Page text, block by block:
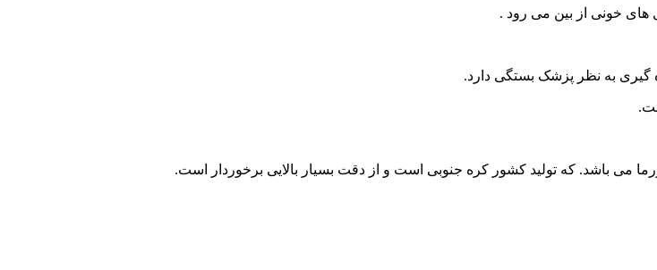
های خونی از بین می رود .
گیری به نظر پزشک بستگی دارد.
می باشد. که تولید کشور کره جنوبی است و از دقت بسیار بالایی برخوردار است.